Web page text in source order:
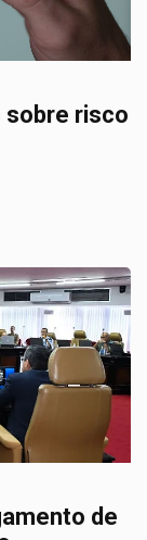
sobre risco
de